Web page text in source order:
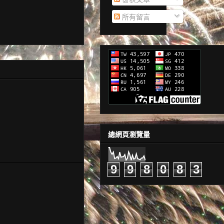
所有留言
總網頁瀏覽量
9 9 8 0 8 3